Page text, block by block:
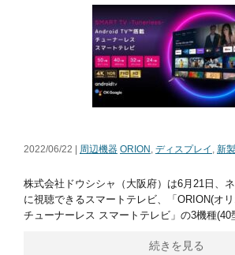
2022/06/22 | 周辺機器 ORION , ディスプレイ , 新
株式会社ドウシシャ（大阪府）は6月21日、
に視聴できるスマートテレビ、「ORION(オ
チューナーレス スマートテレビ」の3機種(40
続きを見る